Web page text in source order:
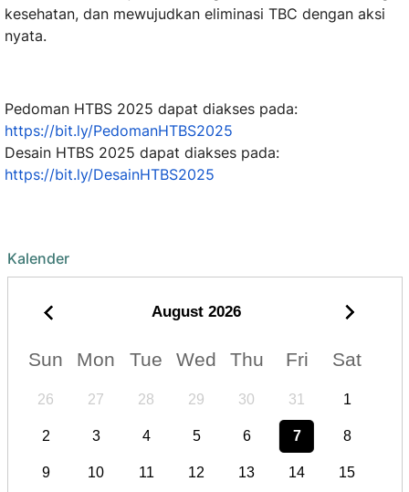
kesehatan, dan mewujudkan eliminasi TBC dengan aksi
nyata.
Pedoman HTBS 2025 dapat diakses pada:
https://bit.ly/PedomanHTBS2025
Desain HTBS 2025 dapat diakses pada:
https://bit.ly/DesainHTBS2025
Kalender
August 2026
Sun Mon Tue Wed Thu Fri Sat
26 27 28 29 30 31 1
2 3 4 5 6 7 8
9 10 11 12 13 14 15